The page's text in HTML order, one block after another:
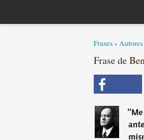
Frases › Autores
Frase de
“